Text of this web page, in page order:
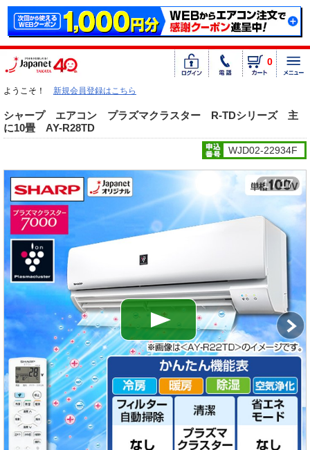
0
ようこそ！ 新規会員登録はこちら
シャープ エアコン プラズマクラスター R-TDシリーズ 主
に10畳 AY-R28TD
WJD02-22934F
1 / 17